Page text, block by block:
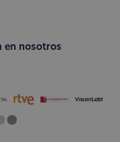
en nosotros
OneTwo
Current Slide